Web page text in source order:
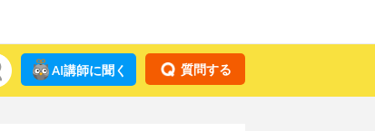
質問する
AI講師に聞く